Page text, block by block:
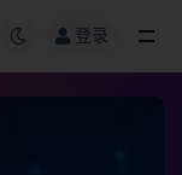
登录